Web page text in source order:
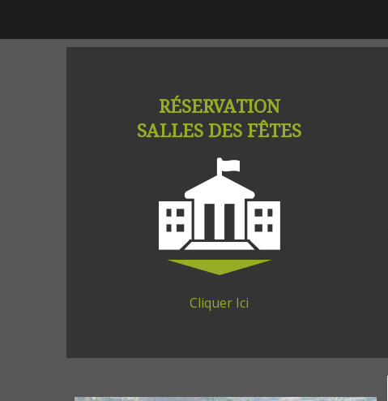
RÉSERVATION
SALLES DES FÊTES
Cliquer Ici